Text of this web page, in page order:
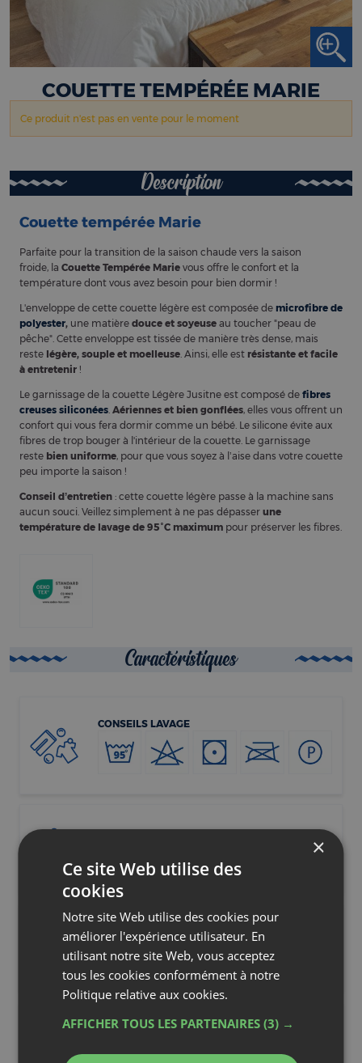
COUETTE TEMPÉRÉE MARIE
Ce produit n'est pas en vente pour le moment
Description
Couette tempérée Marie
Parfaite pour la transition de la saison chaude vers la saison
froide, la Couette Tempérée Marie vous offre le confort et la
température dont vous avez besoin pour bien dormir !
L'enveloppe de cette couette légère est composée de microfibre de
polyester, une matière douce et soyeuse au toucher "peau de
pêche". Cette enveloppe est tissée de manière très dense, mais
reste légère, souple et moelleuse . Ainsi, elle est résistante et facile
à entretenir !
Le garnissage de la couette Légère Jusitne est composé de fibres
creuses siliconées Aériennes et bien gonflées, elles vous offrent un
confort qui vous fera dormir comme un bébé. Le silicone évite aux
fibres de trop bouger à l'intérieur de la couette. Le garnissage
reste bien uniforme, pour que vous soyez à l’aise dans votre couette
peu importe la saison !
Conseil d’entretien : cette couette légère passe à la machine sans
aucun souci. Veillez simplement à ne pas dépasser une
température de lavage de 95°C maximum pour préserver les fibres.
Caractéristiques
CONSEILS LAVAGE
TYPE DE GARNISSAGE
Synthétique
Polyester creux siliconé lavable à 95°C
×
Ce site Web utilise des
cookies
Notre site Web utilise des cookies pour
améliorer l'expérience utilisateur. En
utilisant notre site Web, vous acceptez
tous les cookies conformément à notre
Politique relative aux cookies.
AFFICHER TOUS LES PARTENAIRES(3) →